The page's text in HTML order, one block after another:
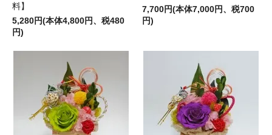
料】
5,280円(本体4,800円、税480
円)
7,700円(本体7,000円、税700
円)